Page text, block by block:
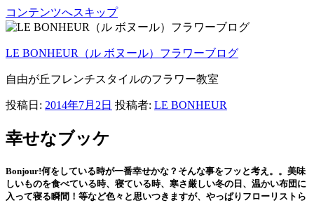
コンテンツへスキップ
LE BONHEUR（ル ボヌール）フラワーブログ
自由が丘フレンチスタイルのフラワー教室
投稿日: 2014年7月2日 投稿者: LE BONHEUR
幸せなブッケ
Bonjour!何をしている時が一番幸せかな？そんな事をフッと考え。。美味
しいものを食べている時、寝ている時、寒さ厳しい冬の日、温かい布団に
入って寝る瞬間！等など色々と思いつきますが、やっぱりフローリストら